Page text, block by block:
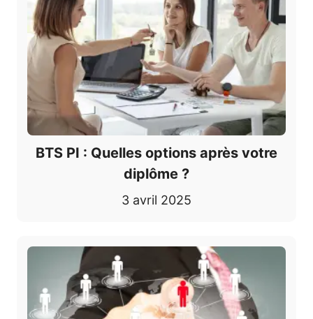
BTS PI : Quelles options après votre
diplôme ?
3 avril 2025